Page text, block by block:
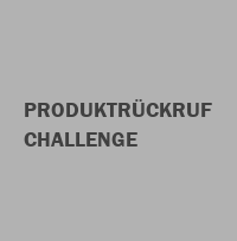
PRODUKTRÜCKRUF
CHALLENGE